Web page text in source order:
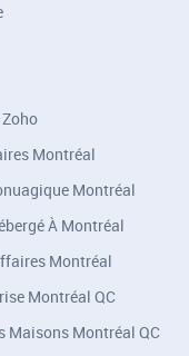
Montréal
Montréal
À Montréal
Montréal
Montréal QC
Maisons Montréal QC